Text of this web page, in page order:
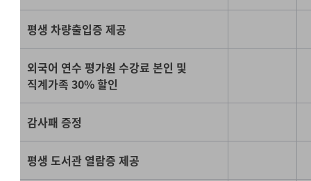
평생 차량출입증 제공
외국어 연수 평가원 수강료 본인 및
직계가족 30% 할인
감사패 증정
평생 도서관 열람증 제공